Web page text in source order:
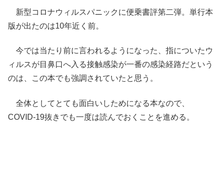
新型コロナウィルスパニックに便乗書評第二弾。単行本
版が出たのは10年近く前。
今では当たり前に言われるようになった、指についたウ
ィルスが目鼻口へ入る接触感染が一番の感染経路だという
のは、この本でも強調されていたと思う。
全体としてとても面白いしためになる本なので、
COVID-19抜きでも一度は読んでおくことを進める。